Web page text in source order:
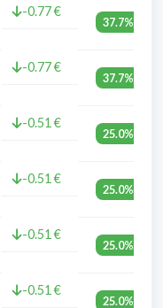
-0.77 €
37.7%
-0.77 €
37.7%
-0.51 €
25.0%
-0.51 €
25.0%
-0.51 €
25.0%
-0.51 €
25.0%